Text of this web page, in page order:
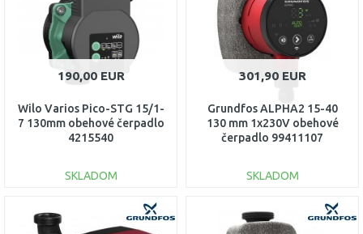
190,00 EUR
Wilo Varios Pico-STG 15/1-
7 130mm obehové čerpadlo
4215540
SKLADOM
301,90 EUR
Grundfos ALPHA2 15-40
130 mm 1x230V obehové
čerpadlo 99411107
SKLADOM
DO KOŠÍKA